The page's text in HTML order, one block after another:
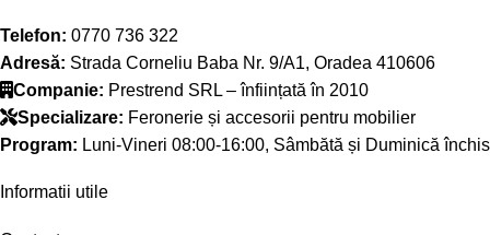
Telefon: 0770 736 322
Adresă: Strada Corneliu Baba Nr. 9/A1, Oradea 410606
Companie: Prestrend SRL – înființată în 2010
Specializare: Feronerie și accesorii pentru mobilier
Program: Luni-Vineri 08:00-16:00, Sâmbătă și Duminică închis
Informatii utile